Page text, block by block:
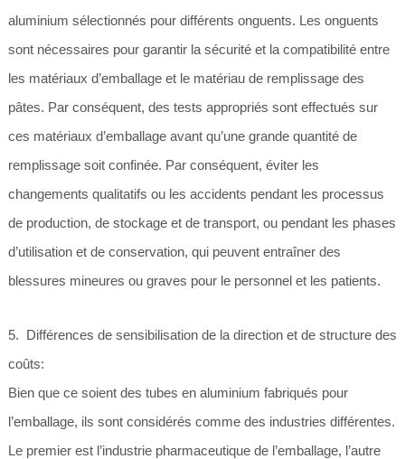
aluminium sélectionnés pour différents onguents. Les onguents
sont nécessaires pour garantir la sécurité et la compatibilité entre
les matériaux d’emballage et le matériau de remplissage des
pâtes. Par conséquent, des tests appropriés sont effectués sur
ces matériaux d’emballage avant qu’une grande quantité de
remplissage soit confinée. Par conséquent, éviter les
changements qualitatifs ou les accidents pendant les processus
de production, de stockage et de transport, ou pendant les phases
d’utilisation et de conservation, qui peuvent entraîner des
blessures mineures ou graves pour le personnel et les patients.
5. Différences de sensibilisation de la direction et de structure des
coûts:
Bien que ce soient des tubes en aluminium fabriqués pour
l’emballage, ils sont considérés comme des industries différentes.
Le premier est l’industrie pharmaceutique de l’emballage, l’autre